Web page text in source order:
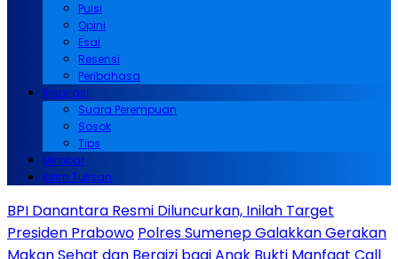
Puisi
Opini
Esai
Resensi
Peribahasa
Inspirasi
Suara Perempuan
Sosok
Tips
Mimbar
Kirim Tulisan
BPI Danantara Resmi Diluncurkan, Inilah Target
Presiden Prabowo Polres Sumenep Galakkan Gerakan